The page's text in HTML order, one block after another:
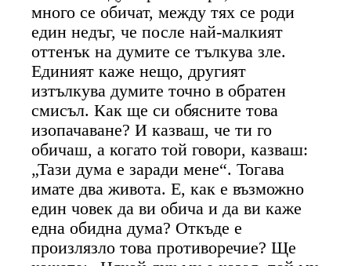
много се обичат, между тях се роди
един недъг, че после най-малкият
оттенък на думите се тълкува зле.
Единият каже нещо, другият
изтълкува думите точно в обратен
смисъл. Как ще си обясните това
изопачаване? И казваш, че ти го
обичаш, а когато той говори, казваш:
„Тази дума е заради мене“. Тогава
имате два живота. Е, как е възможно
един човек да ви обича и да ви каже
една обидна дума? Откъде е
произлязло това противоречие? Ще